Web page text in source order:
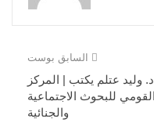
السابق بوست
د. وليد عتلم يكتب | المركز
القومي للبحوث الاجتماعية
والجنائية